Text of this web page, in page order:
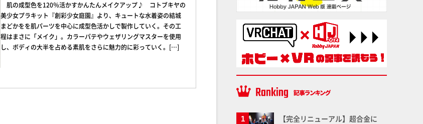
肌の成型色を120％活かすかんたんメイクアップ♪ コトブキヤの
美少女プラキット『創彩少女庭園』より、キュートな水着姿の結城
まどかをを肌パーツを中心に成型色活かしで製作していく。その工
程はまさに「メイク」。カラーパテやウェザリングマスターを使用
し、ボディの大半を占める素肌をさらに魅力的に彩っていく。[…]
【完全リニューアル】超合金に